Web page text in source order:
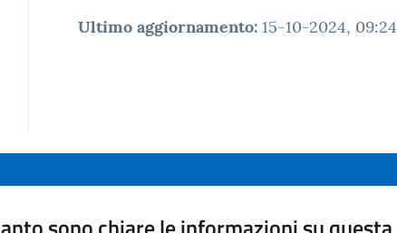
Ultimo aggiornamento: 15-10-2024, 09:24